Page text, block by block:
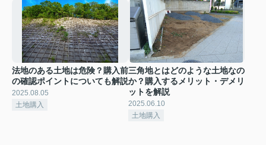
法地のある土地は危険？購入前
の確認ポイントについても解説
2025.08.05
土地購入
三角地とはどのような土地なの
か？購入するメリット・デメリ
ットを解説
2025.06.10
土地購入